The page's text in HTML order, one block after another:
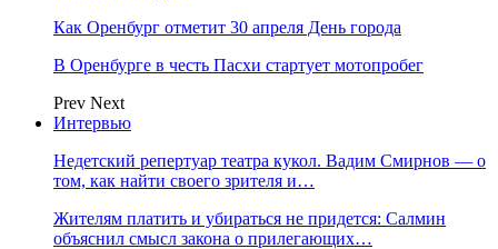
Как Оренбург отметит 30 апреля День города
В Оренбурге в честь Пасхи стартует мотопробег
Prev Next
Интервью
Недетский репертуар театра кукол. Вадим Смирнов — о
том, как найти своего зрителя и…
Жителям платить и убираться не придется: Салмин
объяснил смысл закона о прилегающих…